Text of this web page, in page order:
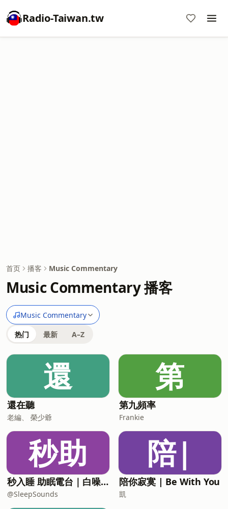
Radio-Taiwan.tw
首页 播客 Music Commentary
Music Commentary 播客
Music Commentary
热门 最新 A–Z
還
還在聽
老編、 榮少爺
第
第九頻率
Frankie
秒助
秒入睡 助眠電台｜白噪音 x 鋼琴
@SleepSounds
陪|
陪你寂寞 | Be With You
凱